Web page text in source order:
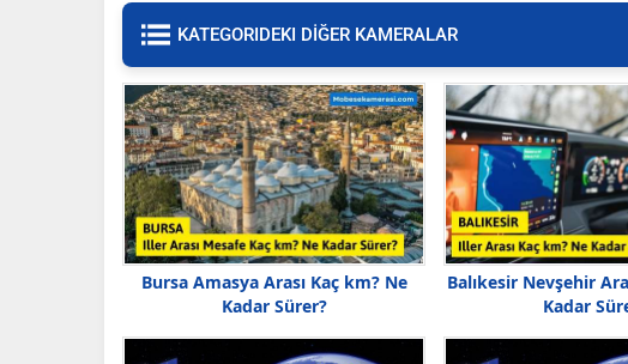
KATEGORIDEKI DİĞER KAMERALAR
Bursa Amasya Arası Kaç km? Ne
Kadar Sürer?
Balıkesir Nevşehir
Kadar